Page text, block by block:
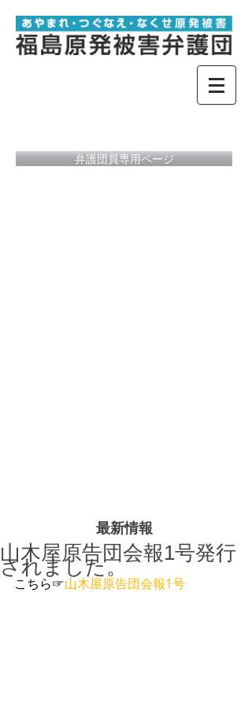
弁護団員専用ページ
最新情報
山木屋原告団会報1号発行
されました。
こちら☞山木屋原告団会報1号